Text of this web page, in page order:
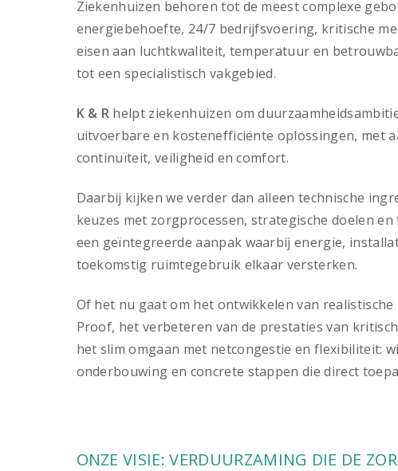
Ziekenhuizen behoren tot de meest complexe
energiebehoefte, 24/7 bedrijfsvoering, kritische
eisen aan luchtkwaliteit, temperatuur en
tot een specialistisch vakgebied.
K & R helpt ziekenhuizen om
uitvoerbare en kostenefficiënte oplossingen, met
continuïteit, veiligheid en comfort.
Daarbij kijken we verder dan alleen technische
keuzes met zorgprocessen, strategische doelen
een geïntegreerde aanpak waarbij energie,
toekomstig ruimtegebruik elkaar versterken.
Of het nu gaat om het ontwikkelen van
Proof, het verbeteren van de prestaties van
het slim omgaan met netcongestie en flexibiliteit:
onderbouwing en concrete stappen die direct
ONZE VISIE: VERDUURZAMING DIE DE